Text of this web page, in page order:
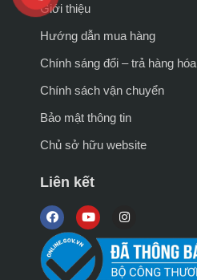
Giới thiệu
Hướng dẫn mua hàng
Chính sáng đổi – trả hàng hóa
Chính sách vận chuyển
Bảo mật thông tin
Chủ sở hữu website
Liên kết